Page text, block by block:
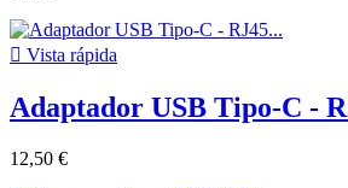
 Vista rápida
Adaptador USB Tipo-C -
12,50 €